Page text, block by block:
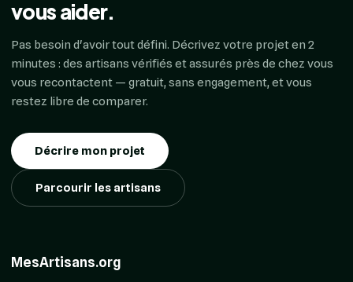
vous aider.
Pas besoin d'avoir tout défini. Décrivez votre projet en 2
minutes : des artisans vérifiés et assurés près de chez vous
vous recontactent — gratuit, sans engagement, et vous
restez libre de comparer.
Décrire mon projet
Parcourir les artisans
MesArtisans.org